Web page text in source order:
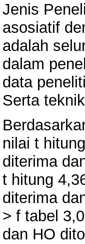
Jenis
asosiatif
adalah
dalam
data
Serta
nilai t
diterima
t hitung
diterima
> f tabel
dan HO